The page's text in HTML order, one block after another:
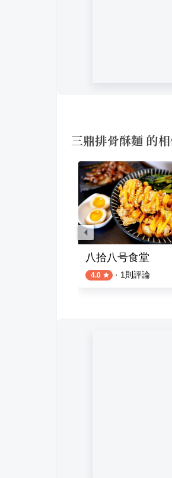
三鼎排骨酥麵 的
國麵包 Quán Ăn Quê Hương
八拾八号食堂
4.0 · 1 則評論